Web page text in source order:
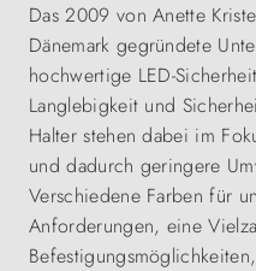
Das 2009 von Anette
Dänemark gegründete
hochwertige LED-
Langlebigkeit und
Halter stehen dabei im
und dadurch geringere
Verschiedene Farben für
Anforderungen, eine